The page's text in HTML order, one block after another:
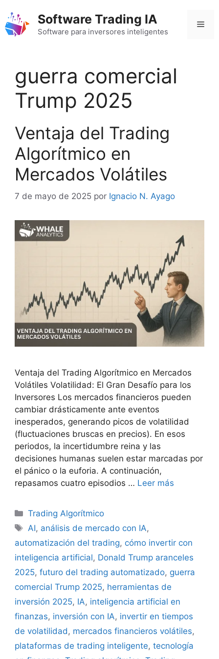
contenido
Software Trading IA
Software para inversores inteligentes
guerra comercial
Trump 2025
Ventaja del Trading
Algorítmico en
Mercados Volátiles
7 de mayo de 2025 por Ignacio N. Ayago
Ventaja del Trading Algorítmico en Mercados
Volátiles Volatilidad: El Gran Desafío para los
Inversores Los mercados financieros pueden
cambiar drásticamente ante eventos
inesperados, generando picos de volatilidad
(fluctuaciones bruscas en precios). En esos
periodos, la incertidumbre reina y las
decisiones humanas suelen estar marcadas por
el pánico o la euforia. A continuación,
repasamos cuatro episodios … Leer más
Categorías
Trading Algorítmico
Etiquetas
AI, análisis de mercado con IA,
automatización del trading, cómo invertir con
inteligencia artificial, Donald Trump aranceles
2025, futuro del trading automatizado, guerra
comercial Trump 2025, herramientas de
inversión 2025, IA, inteligencia artificial en
finanzas, inversión con IA, invertir en tiempos
de volatilidad , mercados financieros volátiles,
plataformas de trading inteligente, tecnología